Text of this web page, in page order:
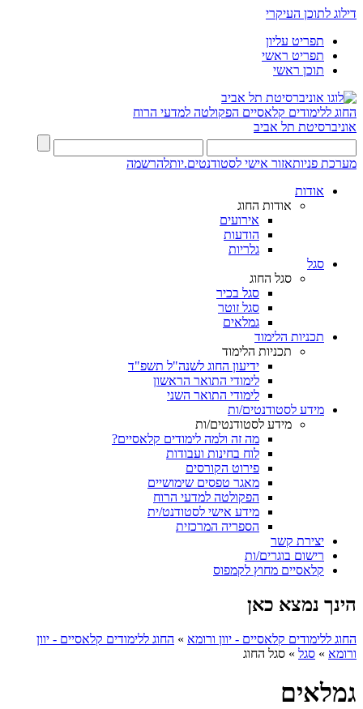
דילוג לתוכן העיקרי
תפריט עליון
תפריט ראשי
תוכן ראשי
החוג ללימודים קלאסיים הפקולטה למדעי הרוח
אוניברסיטת תל אביב
מערכת פניותאזור אישי לסטודנטים.יותלהרשמה
אודות
אודות החוג
אירועים
הודעות
גלריות
סגל
סגל החוג
סגל בכיר
סגל זוטר
גמלאים
תכניות הלימוד
תכניות הלימוד
ידיעון החוג לשנה"ל תשפ"ד
לימודי התואר הראשון
לימודי התואר השני
מידע לסטודנטים/ות
מידע לסטודנטים/ות
מה זה ולמה לימודים קלאסיים?
לוח בחינות ועבודות
פירוט הקורסים
מאגר טפסים שימושיים
הפקולטה למדעי הרוח
מידע אישי לסטודנט/ית
הספריה המרכזית
יצירת קשר
רישום בוגרים/ות
קלאסיים מחוץ לקמפוס
הינך נמצא כאן
החוג ללימודים קלאסיים - יוון ורומא » החוג ללימודים קלאסיים - יוון
ורומא » סגל » סגל החוג
גמלאים